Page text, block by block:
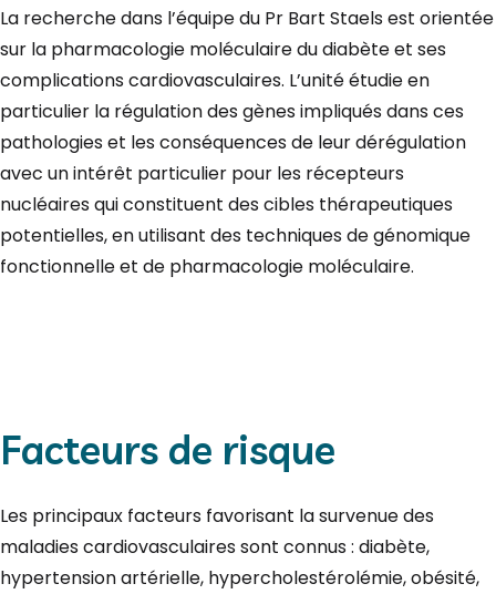
La recherche dans l’équipe du Pr Bart Staels est orientée
sur la pharmacologie moléculaire du diabète et ses
complications cardiovasculaires. L’unité étudie en
particulier la régulation des gènes impliqués dans ces
pathologies et les conséquences de leur dérégulation
avec un intérêt particulier pour les récepteurs
nucléaires qui constituent des cibles thérapeutiques
potentielles, en utilisant des techniques de génomique
fonctionnelle et de pharmacologie moléculaire.
Facteurs de risque
Les principaux facteurs favorisant la survenue des
maladies cardiovasculaires sont connus : diabète,
hypertension artérielle, hypercholestérolémie, obésité,